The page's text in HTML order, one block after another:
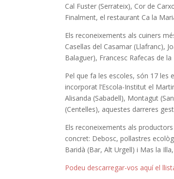
Cal Fuster (Serrateix), Cor de
Finalment, el restaurant Ca la
Els reconeixements als cuiners
Casellas del Casamar (Llafranc),
Balaguer), Francesc Rafecas de
Pel que fa les escoles, són 17 les
incorporat l’Escola-Institut el
Alisanda (Sabadell), Montagut
(Centelles), aquestes darreres
Els reconeixements als
concret: Debosc, pollastres
Baridà (Bar, Alt Urgell) i Mas la
Podeu descarregar-vos aquí el